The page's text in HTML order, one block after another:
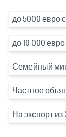
до 5000 евро
до 10 000
Семейный
Частное
На экспорт